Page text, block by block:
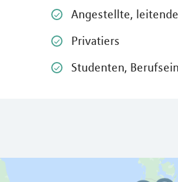
Angestellte,
Privatiers
Studenten,